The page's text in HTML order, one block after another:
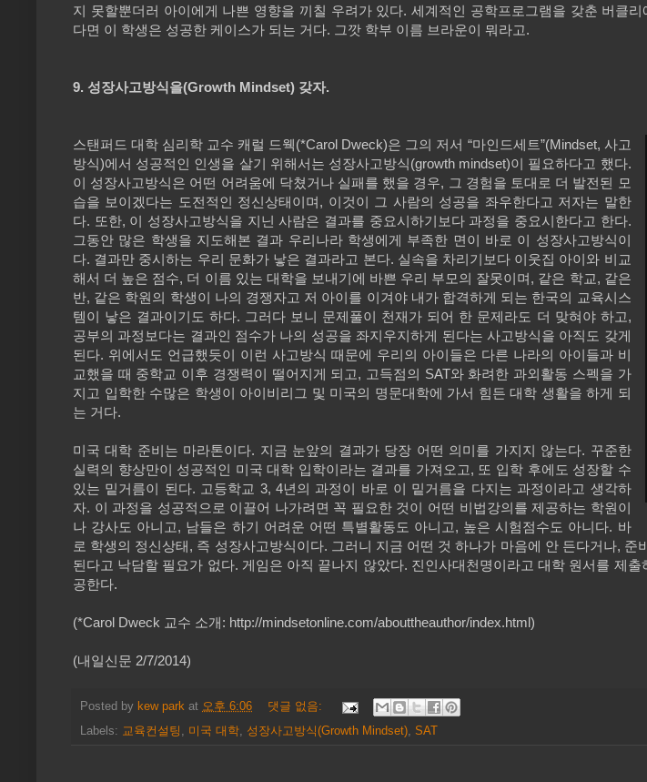
지 못할뿐더러 아이에게 나쁜 영향을 끼칠 우려가 있다. 세계적인 공학프로그램을 갖춘 버클
다면 이 학생은 성공한 케이스가 되는 거다. 그깟 학부 이름 브라운이 뭐라고.
9. 성장사고방식을(Growth Mindset) 갖자.
스탠퍼드 대학 심리학 교수 캐럴 드웩(*Carol Dweck)은 그의 저서 “마인드세트”(Mindset, 사고
방식)에서 성공적인 인생을 살기 위해서는 성장사고방식(growth mindset)이 필요하다고 했다.
이 성장사고방식은 어떤 어려움에 닥쳤거나 실패를 했을 경우, 그 경험을 토대로 더 발전된 모
습을 보이겠다는 도전적인 정신상태이며, 이것이 그 사람의 성공을 좌우한다고 저자는 말한
다. 또한, 이 성장사고방식을 지닌 사람은 결과를 중요시하기보다 과정을 중요시한다고 한다.
그동안 많은 학생을 지도해본 결과 우리나라 학생에게 부족한 면이 바로 이 성장사고방식이
다. 결과만 중시하는 우리 문화가 낳은 결과라고 본다. 실속을 차리기보다 이웃집 아이와 비교
해서 더 높은 점수, 더 이름 있는 대학을 보내기에 바쁜 우리 부모의 잘못이며, 같은 학교, 같은
반, 같은 학원의 학생이 나의 경쟁자고 저 아이를 이겨야 내가 합격하게 되는 한국의 교육시스
템이 낳은 결과이기도 하다. 그러다 보니 문제풀이 천재가 되어 한 문제라도 더 맞혀야 하고,
공부의 과정보다는 결과인 점수가 나의 성공을 좌지우지하게 된다는 사고방식을 아직도 갖게
된다. 위에서도 언급했듯이 이런 사고방식 때문에 우리의 아이들은 다른 나라의 아이들과 비
교했을 때 중학교 이후 경쟁력이 떨어지게 되고, 고득점의 SAT와 화려한 과외활동 스펙을 가
지고 입학한 수많은 학생이 아이비리그 및 미국의 명문대학에 가서 힘든 대학 생활을 하게 되
는 거다.
미국 대학 준비는 마라톤이다. 지금 눈앞의 결과가 당장 어떤 의미를 가지지 않는다. 꾸준한
실력의 향상만이 성공적인 미국 대학 입학이라는 결과를 가져오고, 또 입학 후에도 성장할 수
있는 밑거름이 된다. 고등학교 3, 4년의 과정이 바로 이 밑거름을 다지는 과정이라고 생각하
자. 이 과정을 성공적으로 이끌어 나가려면 꼭 필요한 것이 어떤 비법강의를 제공하는 학원이
나 강사도 아니고, 남들은 하기 어려운 어떤 특별활동도 아니고, 높은 시험점수도 아니다. 바
로 학생의 정신상태, 즉 성장사고방식이다. 그러니 지금 어떤 것 하나가 마음에 안 든다거나, 준
된다고 낙담할 필요가 없다. 게임은 아직 끝나지 않았다. 진인사대천명이라고 대학 원서를 제
공한다.
(*Carol Dweck 교수 소개: http://mindsetonline.com/abouttheauthor/index.html)
(내일신문 2/7/2014)
Posted by kew park at 오후 6:06
댓글 없음:
Labels: 교육컨설팅 , 미국 대학, 성장사고방식(Growth Mindset), SAT